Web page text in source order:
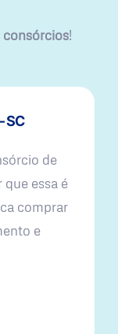
!
SC
de
que essa é
comprar
e